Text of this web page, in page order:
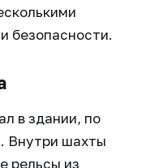
безопасности.
в здании, по
Внутри шахты
рельсы из